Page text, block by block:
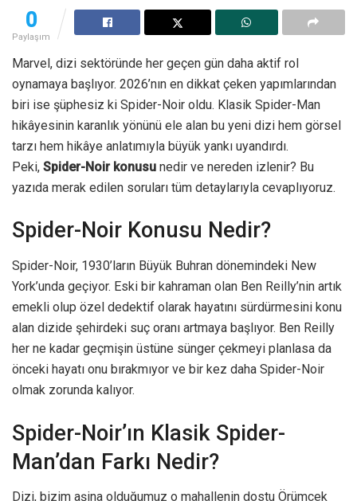
0
Paylaşım
Marvel, dizi sektöründe her geçen gün daha aktif rol
oynamaya başlıyor. 2026’nın en dikkat çeken yapımlarından
biri ise şüphesiz ki Spider-Noir oldu. Klasik Spider-Man
hikâyesinin karanlık yönünü ele alan bu yeni dizi hem görsel
tarzı hem hikâye anlatımıyla büyük yankı uyandırdı.
Peki, Spider-Noir konusu nedir ve nereden izlenir? Bu
yazıda merak edilen soruları tüm detaylarıyla cevaplıyoruz.
Spider-Noir Konusu Nedir?
Spider-Noir, 1930’ların Büyük Buhran dönemindeki New
York’unda geçiyor. Eski bir kahraman olan Ben Reilly’nin artık
emekli olup özel dedektif olarak hayatını sürdürmesini konu
alan dizide şehirdeki suç oranı artmaya başlıyor. Ben Reilly
her ne kadar geçmişin üstüne sünger çekmeyi planlasa da
önceki hayatı onu bırakmıyor ve bir kez daha Spider-Noir
olmak zorunda kalıyor.
Spider-Noir’ın Klasik Spider-
Man’dan Farkı Nedir?
Dizi, bizim aşina olduğumuz o mahallenin dostu Örümcek